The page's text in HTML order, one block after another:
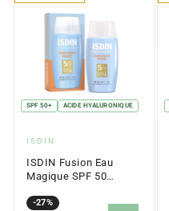
SPF 50+ ACIDE HYALURONIQUE
Fournisseur
:
ISDIN
ISDIN Fusion Eau
Magique SPF 50
-27%
Prix
Prix